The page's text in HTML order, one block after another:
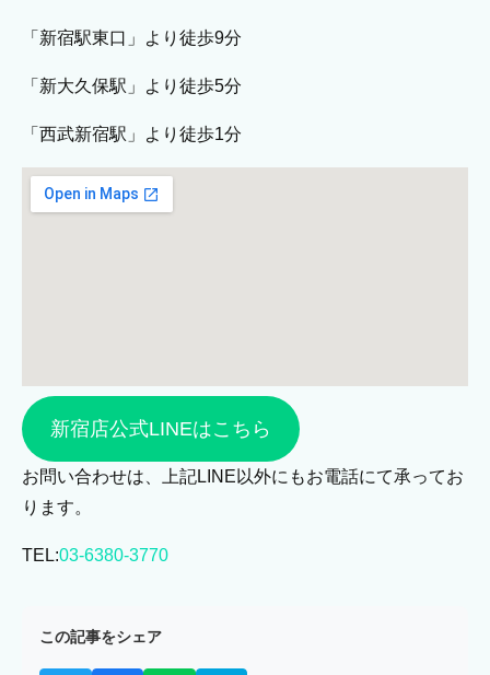
「新宿駅東口」より徒歩9分
「新大久保駅」より徒歩5分
「西武新宿駅」より徒歩1分
新宿店公式LINEはこちら
お問い合わせは、上記LINE以外にもお電話にて承ってお
ります。
TEL:03-6380-3770
この記事をシェア